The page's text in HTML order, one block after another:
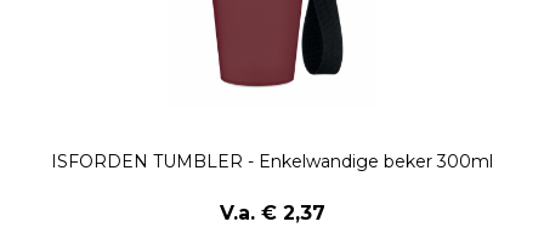
ISFORDEN TUMBLER - Enkelwandige beker 300ml
V.a. € 2,37